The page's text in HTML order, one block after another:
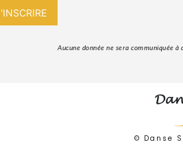
© Danse